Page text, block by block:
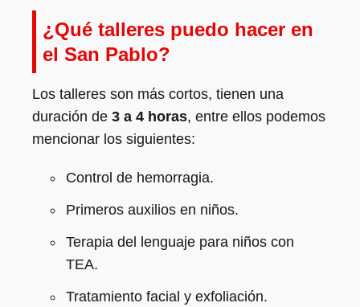
¿Qué talleres puedo hacer en
el San Pablo?
Los talleres son más cortos, tienen una
duración de 3 a 4 horas, entre ellos podemos
mencionar los siguientes:
Control de hemorragia.
Primeros auxilios en niños.
Terapia del lenguaje para niños con
TEA.
Tratamiento facial y exfoliación.